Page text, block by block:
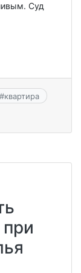
Суд
#квартира